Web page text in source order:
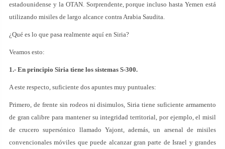
estadounidense y la OTAN. Sorprendente, porque incluso hasta Yemen está
utilizando misiles de largo alcance contra Arabia Saudita.
¿Qué es lo que pasa realmente aquí en Siria?
Veamos esto:
1.- En principio Siria tiene los sistemas S-300.
A este respecto, suficiente dos apuntes muy puntuales:
Primero, de frente sin rodeos ni disimulos, Siria tiene suficiente armamento
de gran calibre para mantener su integridad territorial, por ejemplo, el misil
de crucero supersónico llamado Yajont, además, un arsenal de misiles
convencionales móviles que puede alcanzar gran parte de Israel y grandes